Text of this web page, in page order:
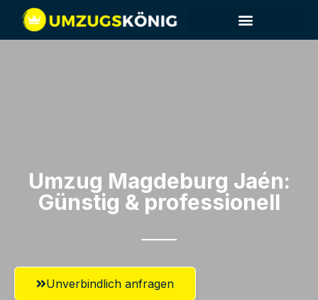
Umzug Magdeburg​ Jaén:
Günstig & professionell​
Unverbindlich anfragen